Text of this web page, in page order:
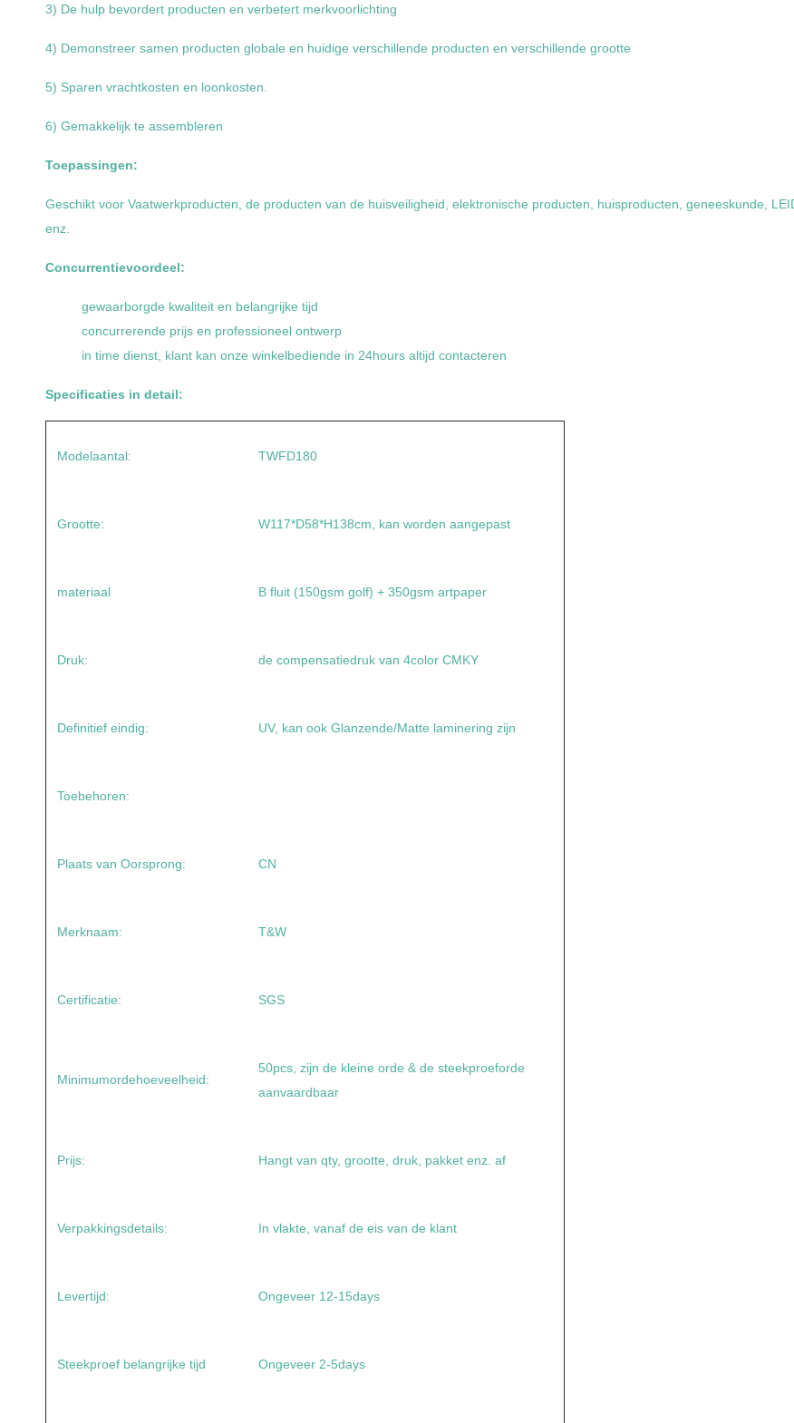
3) De hulp bevordert producten en verbetert merkvoorlichting
4) Demonstreer samen producten globale en huidige verschillende producten en verschillende grootte
5) Sparen vrachtkosten en loonkosten.
6) Gemakkelijk te assembleren
Toepassingen:
Geschikt voor Vaatwerkproducten, de producten van de huisveiligheid, elektronische producten, huisproducten, geneeskunde,
enz.
Concurrentievoordeel:
gewaarborgde kwaliteit en belangrijke tijd
concurrerende prijs en professioneel ontwerp
in time dienst, klant kan onze winkelbediende in 24hours altijd contacteren
Specificaties in detail:
Modelaantal: TWFD180
Grootte: W117*D58*H138cm, kan worden aangepast
materiaal B fluit (150gsm golf) + 350gsm artpaper
Druk: de compensatiedruk van 4color CMKY
Definitief eindig: UV, kan ook Glanzende/Matte laminering zijn
Toebehoren:
Plaats van Oorsprong: CN
Merknaam: T&W
Certificatie: SGS
Minimumordehoeveelheid:
50pcs, zijn de kleine orde & de steekproeforde
aanvaardbaar
Prijs: Hangt van qty, grootte, druk, pakket enz. af
Verpakkingsdetails: In vlakte, vanaf de eis van de klant
Levertijd: Ongeveer 12-15days
Steekproef belangrijke tijd Ongeveer 2-5days